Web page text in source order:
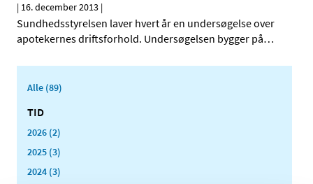
| 16. december 2013 |
Sundhedsstyrelsen laver hvert år en undersøgelse over
apotekernes driftsforhold. Undersøgelsen bygger på…
Alle (89)
TID
2026 (2)
2025 (3)
2024 (3)